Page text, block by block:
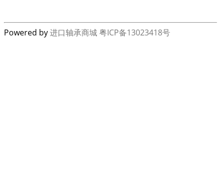
Powered by进口轴承商城粤ICP备13023418号